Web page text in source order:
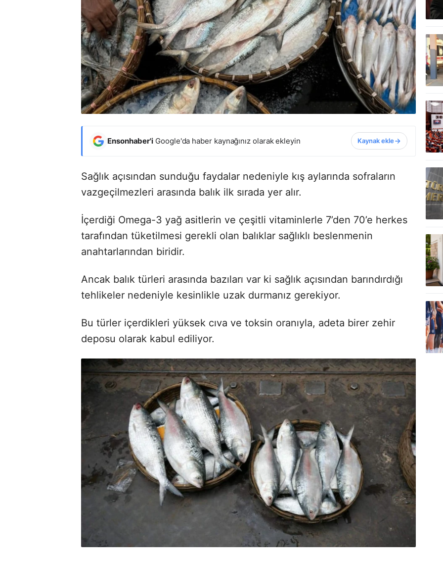
Ensonhaber'i Google'da haber kaynağınız olarak ekleyin Kaynak ekle
Sağlık açısından sunduğu faydalar nedeniyle kış aylarında sofraların
vazgeçilmezleri arasında balık ilk sırada yer alır.
İçerdiği Omega-3 yağ asitlerin ve çeşitli vitaminlerle 7’den 70’e herkes
tarafından tüketilmesi gerekli olan balıklar sağlıklı beslenmenin
anahtarlarından biridir.
Ancak balık türleri arasında bazıları var ki sağlık açısından barındırdığı
tehlikeler nedeniyle kesinlikle uzak durmanız gerekiyor.
Bu türler içerdikleri yüksek cıva ve toksin oranıyla, adeta birer zehir
deposu olarak kabul ediliyor.